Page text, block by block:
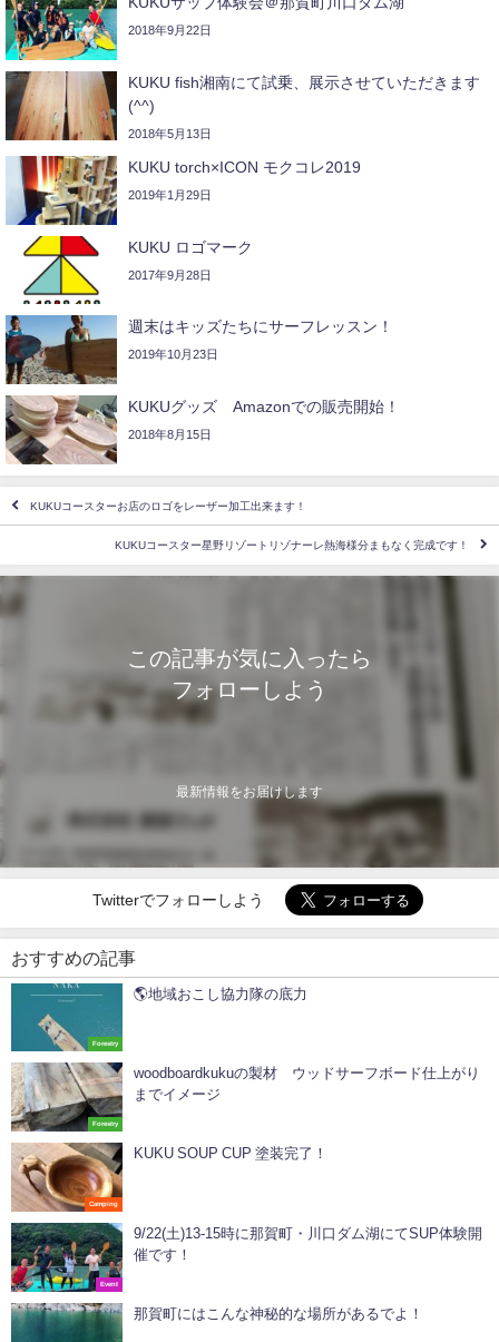
2018年9月22日
KUKU fish湘南にて試乗、展示させていただきます
(^^)
2018年5月13日
KUKU torch×ICON モクコレ2019
2019年1月29日
KUKU ロゴマーク
2017年9月28日
週末はキッズたちにサーフレッスン！
2019年10月23日
KUKUグッズ Amazonでの販売開始！
2018年8月15日
KUKUコースターお店のロゴをレーザー加工出来ます！
KUKUコースター星野リゾートリゾナーレ熱海様分まもなく完成です！
この記事が気に入ったら
フォローしよう
最新情報をお届けします
Twitterでフォローしよう
おすすめの記事
Forestry
🌎地域おこし協力隊の底力ㅤㅤㅤㅤㅤㅤㅤㅤㅤㅤㅤㅤㅤ
Forestry
woodboardkukuの製材 ウッドサーフボード仕上がり
までイメージ
Camping
KUKU SOUP CUP 塗装完了！
Event
9/22(土)13-15時に那賀町・川口ダム湖にてSUP体験開
催です！
那賀町にはこんな神秘的な場所があるでよ！